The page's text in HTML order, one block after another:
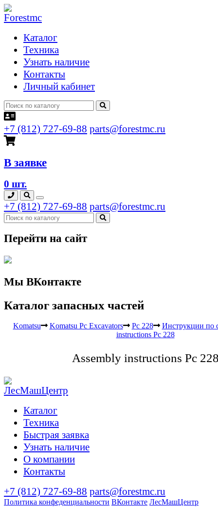
Каталог
Техника
Узнать наличие
Контакты
Личный кабинет
+7 (812) 727-69-88 parts@forestmc.ru
В заявке
0 шт.
+7 (812) 727-69-88 parts@forestmc.ru
Перейти на сайт
Мы ВКонтакте
Каталог запасных частей
Komatsu Komatsu Pc Excavators Pc 228
Инструкции по
instructions Pc 228
Assembly instructions Pc
Каталог
Техника
Быстрая заявка
Узнать наличие
О компании
Контакты
+7 (812) 727-69-88 parts@forestmc.ru
Политика конфеденциальности ВКонтакте ЛесМашЦентр